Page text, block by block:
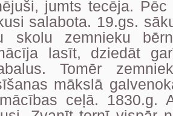
jumts tecēja.
salabota. 19.gs.
skolu zemnieku
lasīt, dziedāt
Tomēr
mākslā
ceļā. 1830.g.